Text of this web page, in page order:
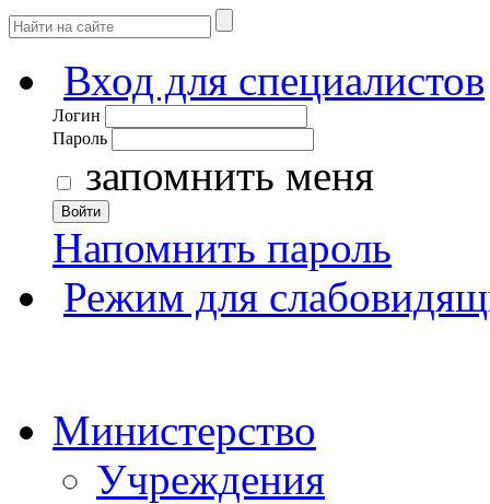
Вход для специалистов
Логин
Пароль
запомнить меня
Войти
Напомнить пароль
Режим для
Министерство
Учреждения